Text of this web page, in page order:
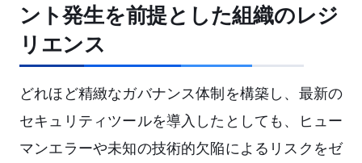
ント発生を前提とした組織のレジ
リエンス
どれほど精緻なガバナンス体制を構築し、最新の
セキュリティツールを導入したとしても、ヒュー
マンエラーや未知の技術的欠陥によるリスクをゼ